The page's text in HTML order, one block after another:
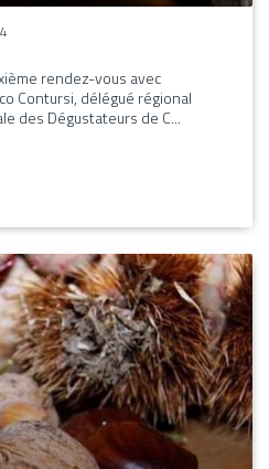
rendez-vous avec
Contursi, délégué régional
des Dégustateurs de C...